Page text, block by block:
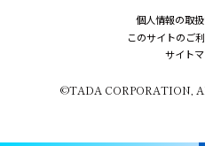
個人情報の取
このサイトのご
サイト
©TADA CORPORATION,